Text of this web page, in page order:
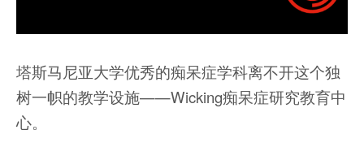
塔斯马尼亚大学优秀的痴呆症学科离不开这个独
树一帜的教学设施——Wicking痴呆症研究教育中
心。